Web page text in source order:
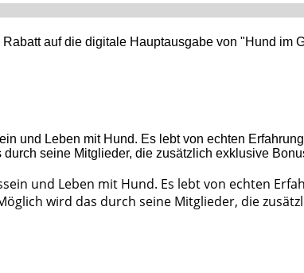
auf die digitale Hauptausgabe von "Hund im
und Leben mit Hund. Es lebt von echten
wird das durch seine Mitglieder, die